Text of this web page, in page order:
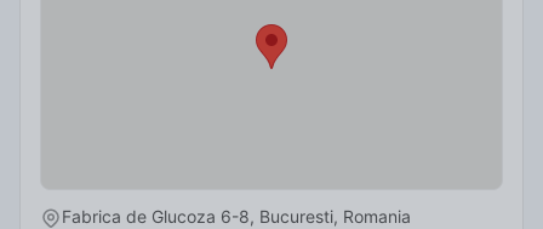
Fabrica de Glucoza 6-8, Bucuresti, Romania